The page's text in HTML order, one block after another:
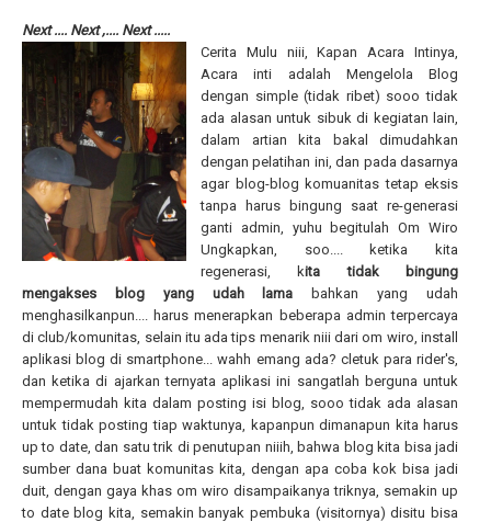
Next .... Next ,.... Next .....
Cerita Mulu niii, Kapan Acara Intinya,
Acara inti adalah Mengelola Blog
dengan simple (tidak ribet) sooo tidak
ada alasan untuk sibuk di kegiatan lain,
dalam artian kita bakal dimudahkan
dengan pelatihan ini, dan pada dasarnya
agar blog-blog komuanitas tetap eksis
tanpa harus bingung saat re-generasi
ganti admin, yuhu begitulah Om Wiro
Ungkapkan, soo.... ketika kita
regenerasi, kita tidak bingung
mengakses blog yang udah lama bahkan yang udah
menghasilkanpun.... harus menerapkan beberapa admin terpercaya
di club/komunitas, selain itu ada tips menarik niii dari om wiro, install
aplikasi blog di smartphone... wahh emang ada? cletuk para rider's,
dan ketika di ajarkan ternyata aplikasi ini sangatlah berguna untuk
mempermudah kita dalam posting isi blog, sooo tidak ada alasan
untuk tidak posting tiap waktunya, kapanpun dimanapun kita harus
up to date, dan satu trik di penutupan niiih, bahwa blog kita bisa jadi
sumber dana buat komunitas kita, dengan apa coba kok bisa jadi
duit, dengan gaya khas om wiro disampaikanya triknya, semakin up
to date blog kita, semakin banyak pembuka (visitornya) disitu bisa